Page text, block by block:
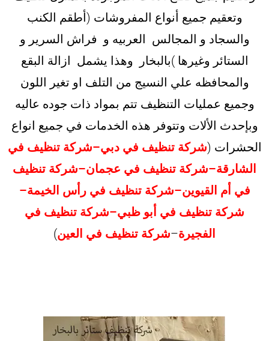
وتعقيم جميع أنواع المفروشات (أطقم الكنب
والسجاد و المجالس العربيه و فراش السرير و
الستائر وغيرها )بالبخار وهذا يشمل ازالة البقع
والمحافظه علي النسيج من التلف او تغير اللون
وجميع عمليات التنظيف تتم بمواد ذات جوده عاليه
وبإحدث الألات وتتوفر هذه الخدمات في جميع انواع
الحشرات (شركة تنظيف في دبي–شركة تنظيف في
الشارقة–شركة تنظيف في عجمان–شركة تنظيف
في أم القيوين–شركة تنظيف في رأس الخيمة–
شركة تنظيف في أبو ظبي–شركة تنظيف في
الفجيرة–شركة تنظيف في العين)